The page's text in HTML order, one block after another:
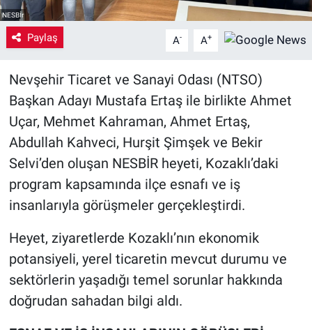
NESBİr
Paylaş A- A+
Nevşehir Ticaret ve Sanayi Odası (NTSO)
Başkan Adayı Mustafa Ertaş ile birlikte Ahmet
Uçar, Mehmet Kahraman, Ahmet Ertaş,
Abdullah Kahveci, Hurşit Şimşek ve Bekir
Selvi’den oluşan NESBİR heyeti, Kozaklı’daki
program kapsamında ilçe esnafı ve iş
insanlarıyla görüşmeler gerçekleştirdi.
Heyet, ziyaretlerde Kozaklı’nın ekonomik
potansiyeli, yerel ticaretin mevcut durumu ve
sektörlerin yaşadığı temel sorunlar hakkında
doğrudan sahadan bilgi aldı.